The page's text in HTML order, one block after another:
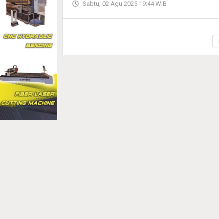
Sabtu, 02 Agu 2025 19:44 WIB